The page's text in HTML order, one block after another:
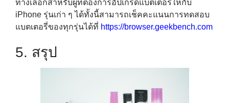
ทางเลือกสำหรับผู้ที่ต้องการอัปเกรดแบตเตอรี่ให้กับ
iPhone รุ่นเก่า ๆ ได้ทั้งนี้สามารถเช็คคะแนนการทดสอบ
แบตเตอรี่ของทุกรุ่นได้ที่ https://browser.geekbench.com
5. สรุป